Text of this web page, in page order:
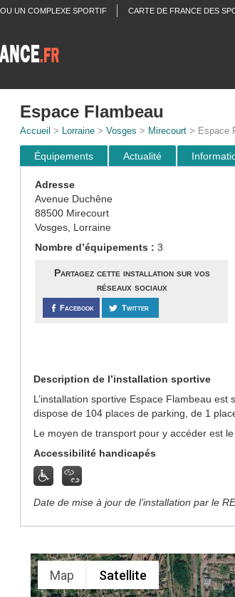
UN COMPLEXE SPORTIF CARTE DE FRANCE DES
Espace Flambeau
Accueil > Lorraine> Vosges > Mirecourt> Espace
Équipements Actualité
Adresse
Avenue Duchêne
88500 Mirecourt
Vosges, Lorraine
Nombre d’équipements : 3
Partagez cette installation sur vos
réseaux sociaux
Facebook Twitter
Description de l’installation sportive
L’installation sportive Espace Flambeau
dispose de 104 places de parking, de 1
Le moyen de transport pour y accéder est le
Accessibilité handicapés
Date de mise à jour de l’installation par le
Map Satellite